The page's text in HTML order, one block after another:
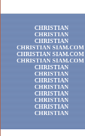
CHRISTIAN
CHRISTIAN
CHRISTIAN
CHRISTIAN SIAM.COM
CHRISTIAN SIAM.COM
CHRISTIAN SIAM.COM
CHRISTIAN
CHRISTIAN
CHRISTIAN
CHRISTIAN
CHRISTIAN
CHRISTIAN
CHRISTIAN
CHRISTIAN